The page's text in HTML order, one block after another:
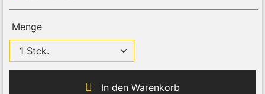
Menge
In den Warenkorb